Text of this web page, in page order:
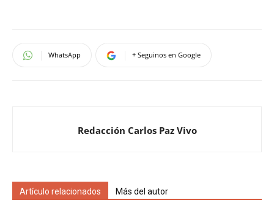
WhatsApp + Seguinos en Google
Redacción Carlos Paz Vivo
Artículo relacionados Más del autor